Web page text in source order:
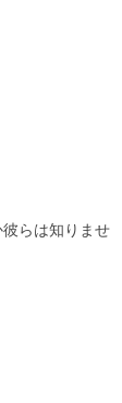
らは知りませ